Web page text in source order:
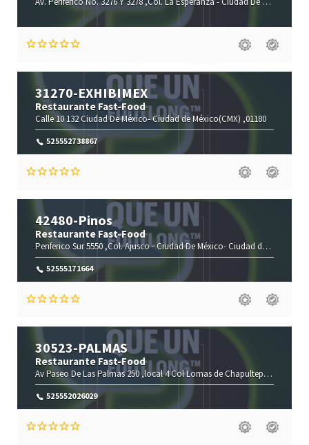
31270-EXHIBIMEX
Restaurante Fast-Food
Calle 10 132Ciudad De México-Ciudad de México(CMX) ,01180
525552738867
42480-Pinos
Restaurante Fast-Food
Periferico Sur 5550 ,Col. Ajusco -Ciudad De México-Ciudad de México(CMX)
52555171664
30523-PALMAS
Restaurante Fast-Food
Av Paseo De Las Palmas 250 ,local 4 Col Lomas de Chapultep -Ciudad
525552026029